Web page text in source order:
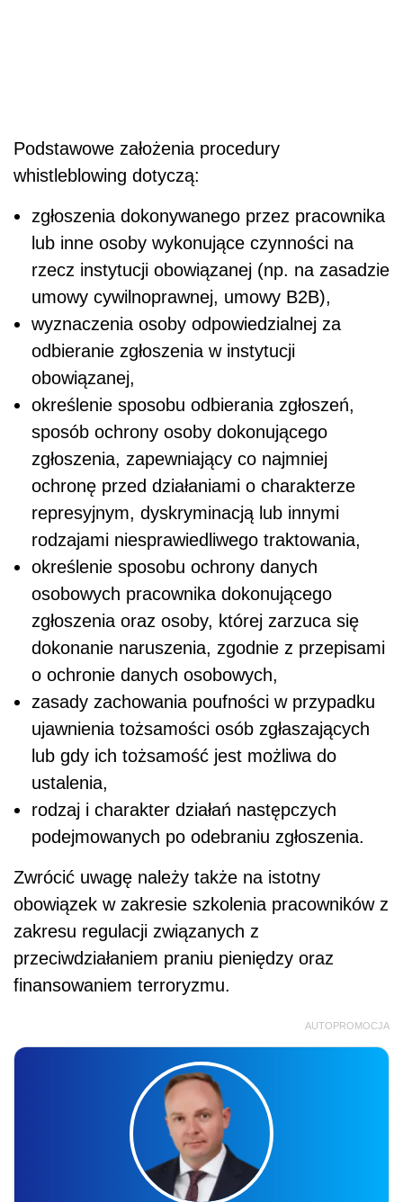
Podstawowe założenia procedury
whistleblowing dotyczą:
zgłoszenia dokonywanego przez pracownika
lub inne osoby wykonujące czynności na
rzecz instytucji obowiązanej (np. na zasadzie
umowy cywilnoprawnej, umowy B2B),
wyznaczenia osoby odpowiedzialnej za
odbieranie zgłoszenia w instytucji
obowiązanej,
określenie sposobu odbierania zgłoszeń,
sposób ochrony osoby dokonującego
zgłoszenia, zapewniający co najmniej
ochronę przed działaniami o charakterze
represyjnym, dyskryminacją lub innymi
rodzajami niesprawiedliwego traktowania,
określenie sposobu ochrony danych
osobowych pracownika dokonującego
zgłoszenia oraz osoby, której zarzuca się
dokonanie naruszenia, zgodnie z przepisami
o ochronie danych osobowych,
zasady zachowania poufności w przypadku
ujawnienia tożsamości osób zgłaszających
lub gdy ich tożsamość jest możliwa do
ustalenia,
rodzaj i charakter działań następczych
podejmowanych po odebraniu zgłoszenia.
Zwrócić uwagę należy także na istotny
obowiązek w zakresie szkolenia pracowników z
zakresu regulacji związanych z
przeciwdziałaniem praniu pieniędzy oraz
finansowaniem terroryzmu.
AUTOPROMOCJA